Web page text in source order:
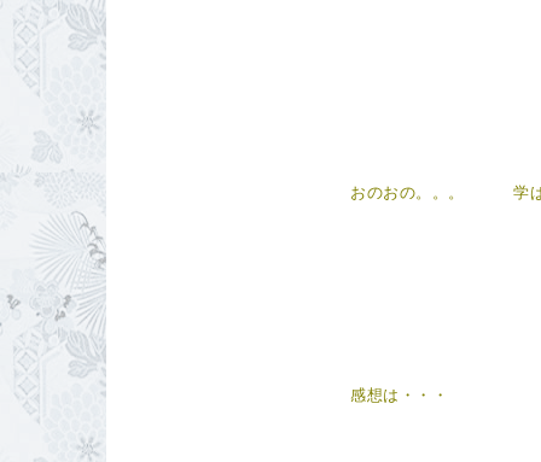
おのおの。。。 学ば
感想は・・・